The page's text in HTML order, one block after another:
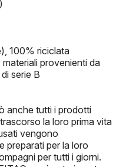
100% riciclata
provenienti da
serie B
anche tutti i prodotti
la loro prima vita
vengono
preparati per la loro
per tutti i giorni.